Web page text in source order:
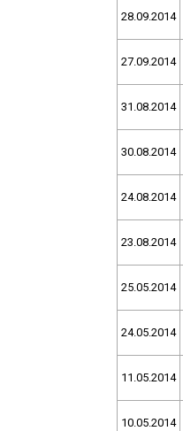
28.09.2014
27.09.2014
31.08.2014
30.08.2014
24.08.2014
23.08.2014
25.05.2014
24.05.2014
11.05.2014
10.05.2014